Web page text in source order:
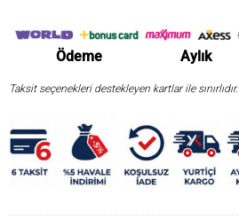
Ödeme Aylık
Taksit seçenekleri destekleyen kartlar ile sınırlıdır.